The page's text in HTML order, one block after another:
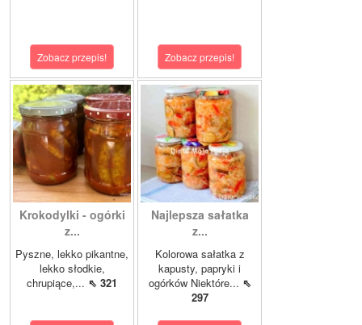
Zobacz przepis! Zobacz przepis!
Krokodylki - ogórki
z...
Pyszne, lekko pikantne,
lekko słodkie,
chrupiące,... ⇖ 321
Najlepsza sałatka
z...
Kolorowa sałatka z
kapusty, papryki i
ogórków Niektóre... ⇖
297